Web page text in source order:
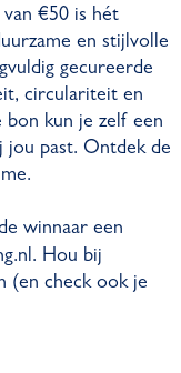
van €50 is hét
en stijlvolle
gecureerde
circulariteit en
bon kun je zelf een
jou past. Ontdek de
winnaar een
Hou bij
(en check ook je